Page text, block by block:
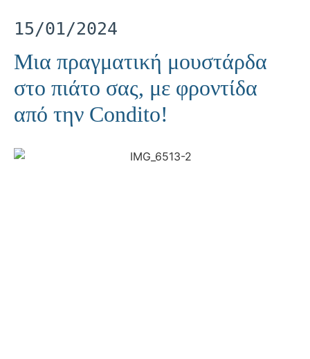
15/01/2024
Μια πραγματική μουστάρδα
στο πιάτο σας, με φροντίδα
από την Condito!